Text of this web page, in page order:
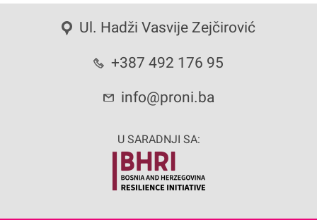
Ul. Hadži Vasvije Zejčirović
+387 492 176 95
info@proni.ba
U SARADNJI SA: